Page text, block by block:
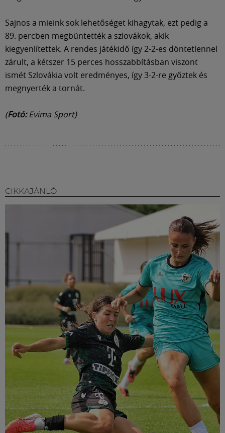
Sajnos a mieink sok lehetőséget kihagytak, ezt pedig a
89. percben megbüntették a szlovákok, akik
kiegyenlítettek. A rendes játékidő így 2-2-es döntetlennel
zárult, a kétszer 15 perces hosszabbításban viszont
ismét Szlovákia volt eredményes, így 3-2-re győztek és
megnyerték a tornát.
(Fotó:Evima Sport)
CIKKAJÁNLÓ